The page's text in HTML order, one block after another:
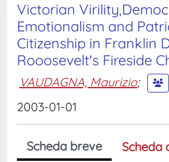
Victorian
Emotionalism and
Citizenship in Franklin
Rooosevelt's Fireside
VAUDAGNA, Maurizio;
2003-01-01
Scheda breve
Scheda